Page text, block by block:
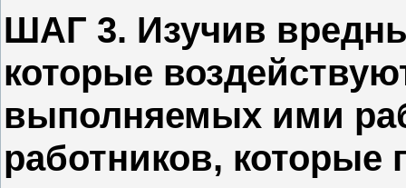
ШАГ 3. Изучив
которые
выполняемых ими
работников,